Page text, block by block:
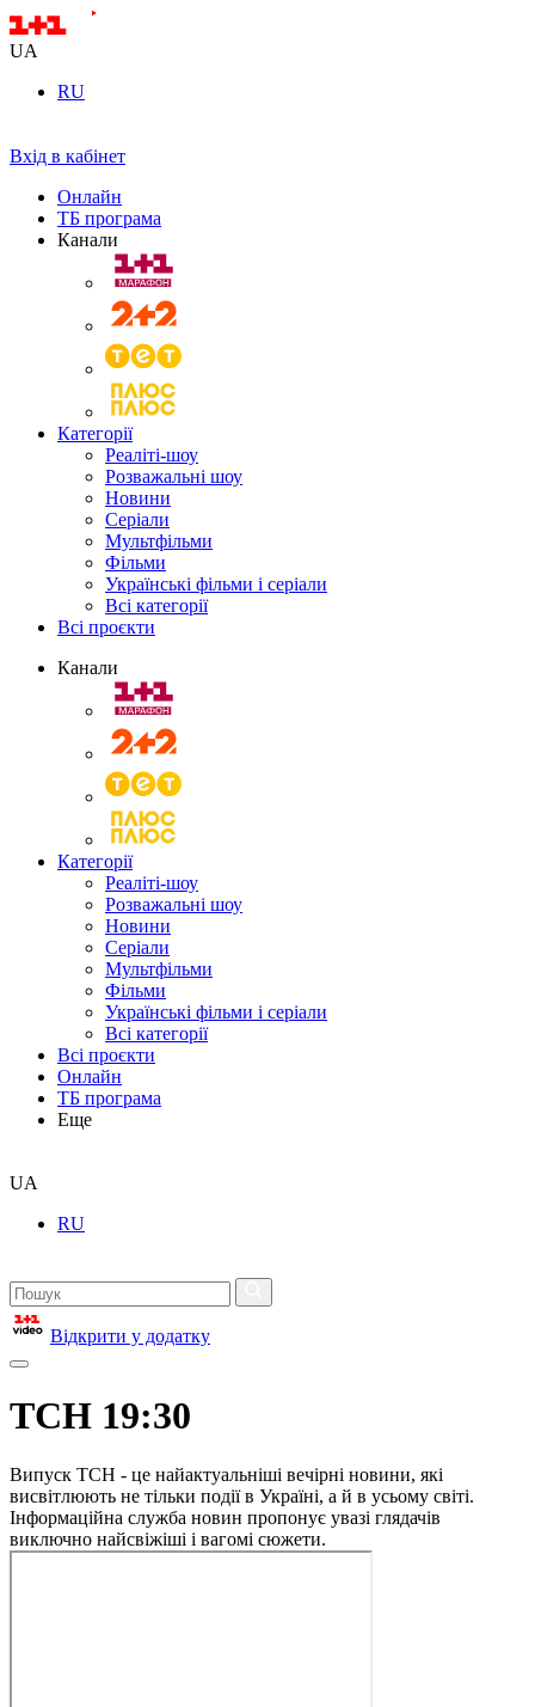
UA
RU
Вхід в кабінет
Онлайн
ТБ програма
Канали
Категорії
Реаліті-шоу
Розважальні шоу
Новини
Серіали
Мультфільми
Фільми
Українські фільми і серіали
Всі категорії
Всі проєкти
Канали
Категорії
Реаліті-шоу
Розважальні шоу
Новини
Серіали
Мультфільми
Фільми
Українські фільми і серіали
Всі категорії
Всі проєкти
Онлайн
ТБ програма
Еще
UA
RU
Відкрити у додатку
ТСН 19:30
Випуск ТСН - це найактуальніші вечірні новини, які
висвітлюють не тільки події в Україні, а й в усьому світі.
Інформаційна служба новин пропонує увазі глядачів
виключно найсвіжіші і вагомі сюжети.